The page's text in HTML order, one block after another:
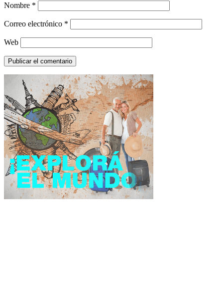
Nombre *
Correo electrónico *
Web